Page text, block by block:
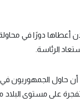
أعطاها دورًا في
الرئاسة.
أن حاول الجمهوريون